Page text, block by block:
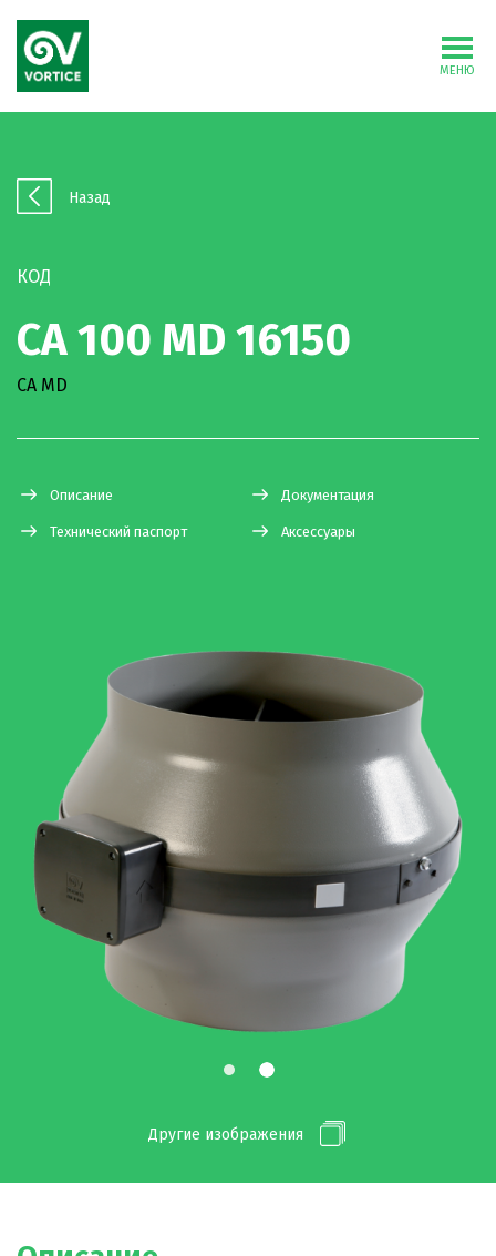
МЕНЮ
Назад
КОД
CA 100 MD 16150
CA MD
Описание Документация
Технический паспорт Аксессуары
Другие изображения